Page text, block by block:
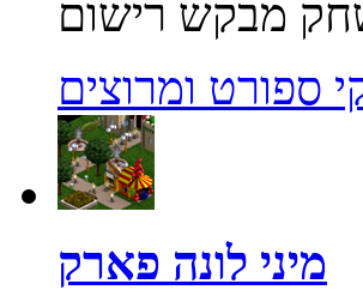
ספורט ומרוצים
מיני לונה פארק